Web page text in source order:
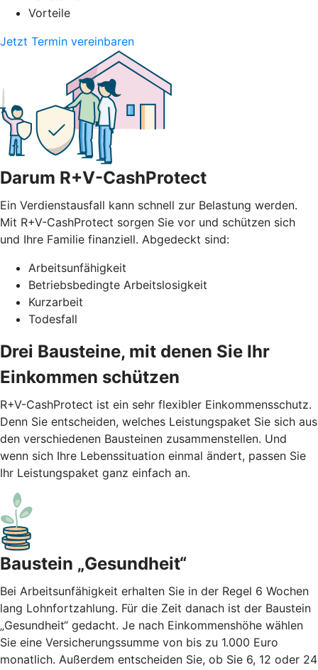
Vorteile
Jetzt Termin vereinbaren
Darum R+V-CashProtect
Ein Verdienstausfall kann schnell zur Belastung werden.
Mit R+V-CashProtect sorgen Sie vor und schützen sich
und Ihre Familie finanziell. Abgedeckt sind:
Arbeitsunfähigkeit
Betriebsbedingte Arbeitslosigkeit
Kurzarbeit
Todesfall
Drei Bausteine, mit denen Sie Ihr
Einkommen schützen
R+V-CashProtect ist ein sehr flexibler Einkommensschutz.
Denn Sie entscheiden, welches Leistungspaket Sie sich aus
den verschiedenen Bausteinen zusammenstellen. Und
wenn sich Ihre Lebenssituation einmal ändert, passen Sie
Ihr Leistungspaket ganz einfach an.
Baustein „Gesundheit“
Bei Arbeitsunfähigkeit erhalten Sie in der Regel 6 Wochen
lang Lohnfortzahlung. Für die Zeit danach ist der Baustein
„Gesundheit“ gedacht. Je nach Einkommenshöhe wählen
Sie eine Versicherungssumme von bis zu 1.000 Euro
monatlich. Außerdem entscheiden Sie, ob Sie 6, 12 oder 24